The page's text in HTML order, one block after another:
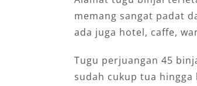
memang sangat padat
ada juga hotel, caffe,
Tugu perjuangan 45
sudah cukup tua